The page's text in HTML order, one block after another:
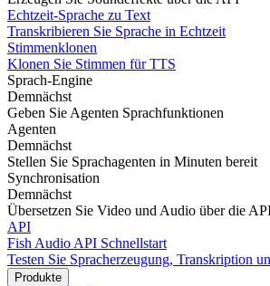
Echtzeit-Sprache zu Text
Transkribieren Sie Sprache in Echtzeit
Stimmenklonen
Klonen Sie Stimmen für TTS
Sprach-Engine
Demnächst
Geben Sie Agenten Sprachfunktionen
Agenten
Demnächst
Stellen Sie Sprachagenten in Minuten bereit
Synchronisation
Demnächst
Übersetzen Sie Video und Audio über die
API
Fish Audio API Schnellstart
Testen Sie Spracherzeugung, Transkription
Produkte